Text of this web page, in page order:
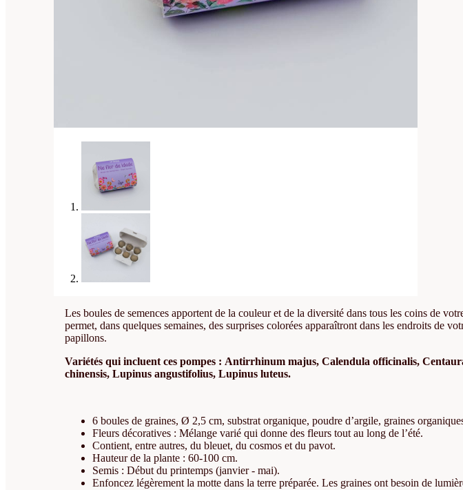
Les boules de semences apportent de la couleur et de la diversité dans tous les coins de
permet, dans quelques semaines, des surprises colorées apparaîtront dans les endroits de
papillons.
Variétés qui incluent ces pompes : Antirrhinum majus, Calendula officinalis,
chinensis, Lupinus angustifolius, Lupinus luteus.
6 boules de graines, Ø 2,5 cm, substrat organique, poudre d’argile, graines
Fleurs décoratives : Mélange varié qui donne des fleurs tout au long de l’été.
Contient, entre autres, du bleuet, du cosmos et du pavot.
Hauteur de la plante : 60-100 cm.
Semis : Début du printemps (janvier - mai).
Enfoncez légèrement la motte dans la terre préparée. Les graines ont besoin de